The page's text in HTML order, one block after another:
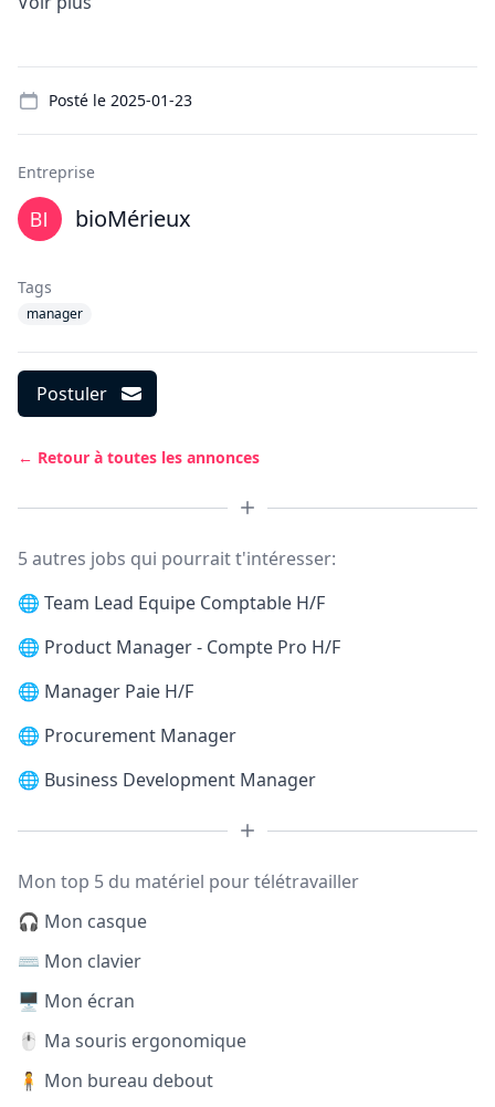
Posté le 2025-01-23
Entreprise
bioMérieux
Tags
manager
Postuler
← Retour à toutes les annonces
5 autres jobs qui pourrait t'intéresser:
🌐 Team Lead Equipe Comptable H/F
🌐 Product Manager - Compte Pro H/F
🌐 Manager Paie H/F
🌐 Procurement Manager
🌐 Business Development Manager
Mon top 5 du matériel pour télétravailler
🎧 Mon casque
⌨️ Mon clavier
🖥️ Mon écran
🖱️ Ma souris ergonomique
🧍 Mon bureau debout